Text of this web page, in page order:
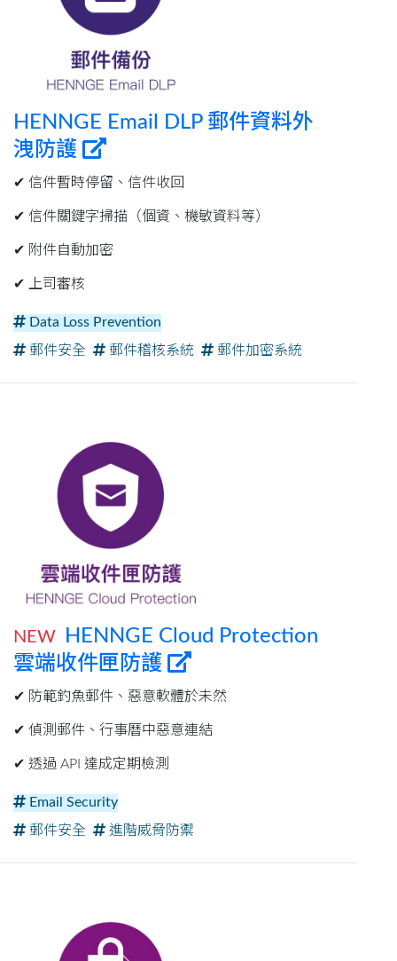
HENNGE Email DLP 郵件資料外
洩防護
✔︎ 信件暫時停留、信件收回
✔︎ 信件關鍵字掃描（個資、機敏資料等）
✔︎ 附件自動加密
✔︎ 上司審核
Data Loss Prevention
郵件安全
郵件稽核系統 郵件加密系統
NEW
HENNGE Cloud Protection
雲端收件匣防護
✔︎ 防範釣魚郵件、惡意軟體於未然
✔︎ 偵測郵件、行事曆中惡意連結
✔︎ 透過 API 達成定期檢測
Email Security
郵件安全
進階威脅防禦